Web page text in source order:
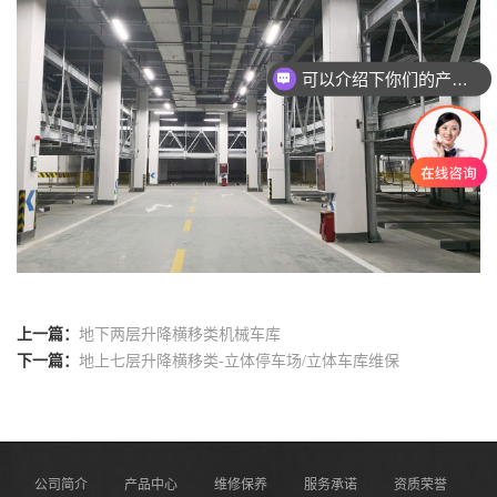
上一篇： 地下两层升降横移类机械车库
下一篇： 地上七层升降横移类-立体停车场/立体车库维保
公司简介 产品中心 维修保养 服务承诺 资质荣誉